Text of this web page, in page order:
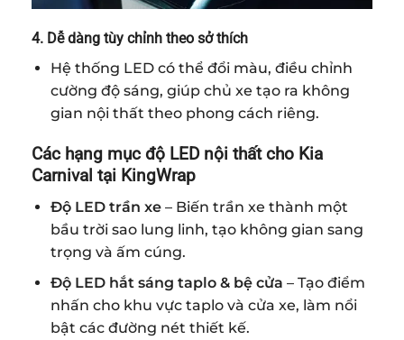
4. Dễ dàng tùy chỉnh theo sở thích
Hệ thống LED có thể đổi màu, điều chỉnh
cường độ sáng, giúp chủ xe tạo ra không
gian nội thất theo phong cách riêng.
Các hạng mục độ LED nội thất cho Kia
Carnival tại KingWrap
Độ LED trần xe– Biến trần xe thành một
bầu trời sao lung linh, tạo không gian sang
trọng và ấm cúng.
Độ LED hắt sáng taplo & bệ cửa – Tạo điểm
nhấn cho khu vực taplo và cửa xe, làm nổi
bật các đường nét thiết kế.